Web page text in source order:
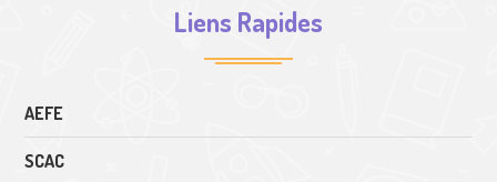
Liens Rapides
AEFE
SCAC